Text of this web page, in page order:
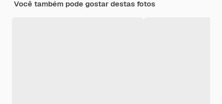
Você também pode gostar destas fotos